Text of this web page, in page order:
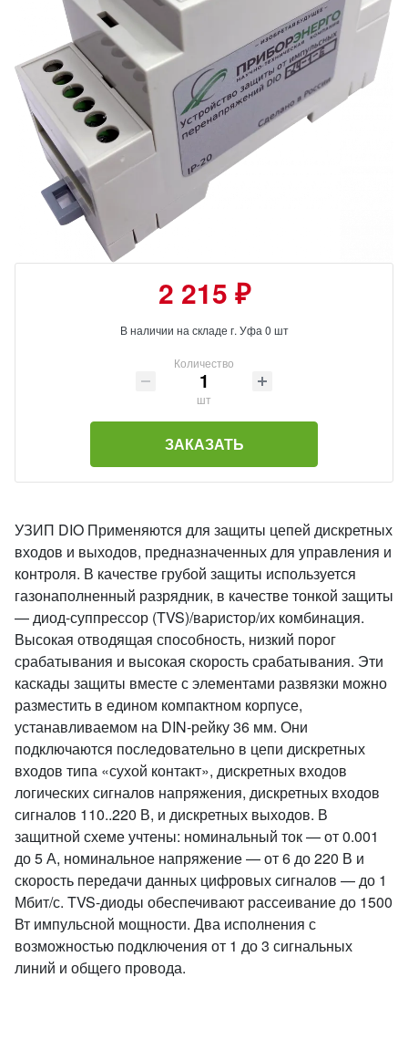
2 215 ₽
В наличии на складе г. Уфа 0 шт
Количество
шт
ЗАКАЗАТЬ
УЗИП DIO Применяются для защиты цепей дискретных
входов и выходов, предназначенных для управления и
контроля. В качестве грубой защиты используется
газонаполненный разрядник, в качестве тонкой защиты
— диод-суппрессор (TVS)/варистор/их комбинация.
Высокая отводящая способность, низкий порог
срабатывания и высокая скорость срабатывания. Эти
каскады защиты вместе с элементами развязки можно
разместить в едином компактном корпусе,
устанавливаемом на DIN-рейку 36 мм. Они
подключаются последовательно в цепи дискретных
входов типа «сухой контакт», дискретных входов
логических сигналов напряжения, дискретных входов
сигналов 110..220 В, и дискретных выходов. В
защитной схеме учтены: номинальный ток — от 0.001
до 5 А, номинальное напряжение — от 6 до 220 В и
скорость передачи данных цифровых сигналов — до 1
Мбит/с. TVS-диоды обеспечивают рассеивание до 1500
Вт импульсной мощности. Два исполнения с
возможностью подключения от 1 до 3 сигнальных
линий и общего провода.